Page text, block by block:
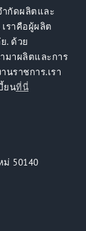
กัดผลิตและ
ราคือผู้ผลิต
. ด้วย
มาผลิตและการ
ราชการ.เรา
ยนที่นี่
ม่ 50140